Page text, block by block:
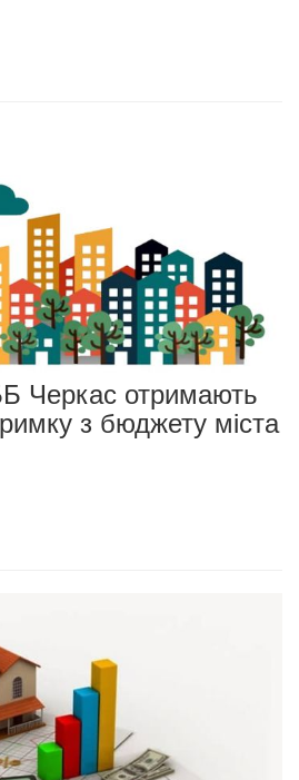
Черкас отримають
з бюджету міста